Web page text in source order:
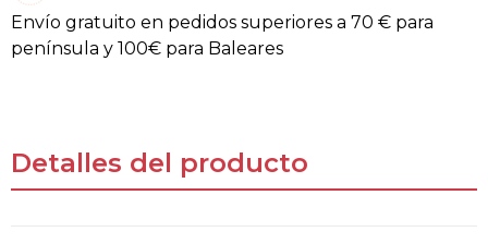
Envío gratuito en pedidos superiores a 70 € para
península y 100€ para Baleares
Detalles del producto